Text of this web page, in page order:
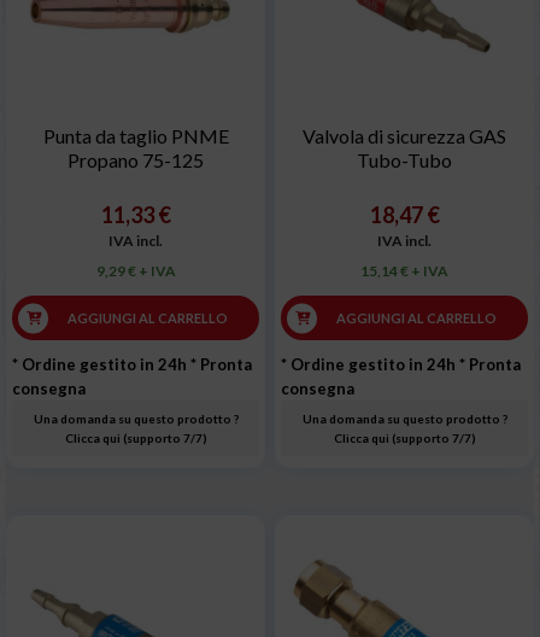
Punta da taglio PNME
Propano 75-125
11,33 €
IVA incl.
9,29 € + IVA
AGGIUNGI AL CARRELLO
* Ordine gestito in 24h * Pronta
consegna
Una domanda su questo prodotto ?
Clicca qui (supporto 7/7)
Valvola di sicurezza GAS
Tubo-Tubo
18,47 €
IVA incl.
15,14 € + IVA
AGGIUNGI AL CARRELLO
* Ordine gestito in 24h * Pronta
consegna
Una domanda su questo prodotto ?
Clicca qui (supporto 7/7)